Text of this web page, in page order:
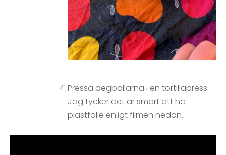
Pressa degbollarna i en tortillapress.
Jag tycker det är smart att ha
plastfolie enligt filmen nedan.